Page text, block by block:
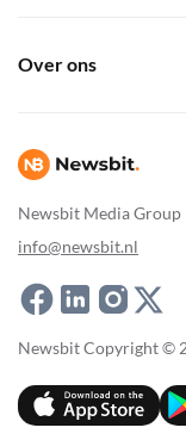
Newsbit Media Group
info@newsbit.nl
Over ons
Newsbit Copyright ©